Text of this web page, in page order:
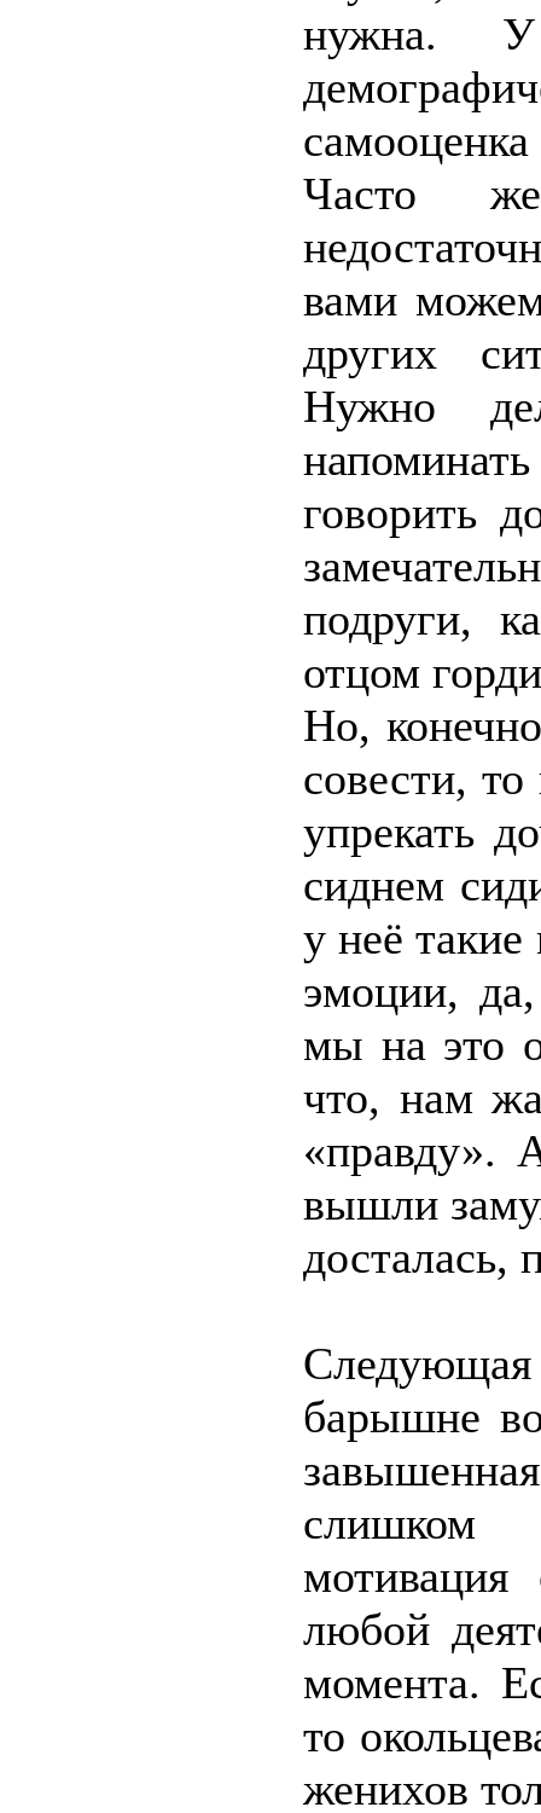
нужна.
Часто
вами
других
Нужно
говорить
подруги,
отцом
Но,
совести,
упрекать
сиднем
у неё
эмоции,
мы на это
что, нам
«правду».
вышли
досталась,
Следующая
барышне
слишком
мотивация
любой
момента.
то
женихов